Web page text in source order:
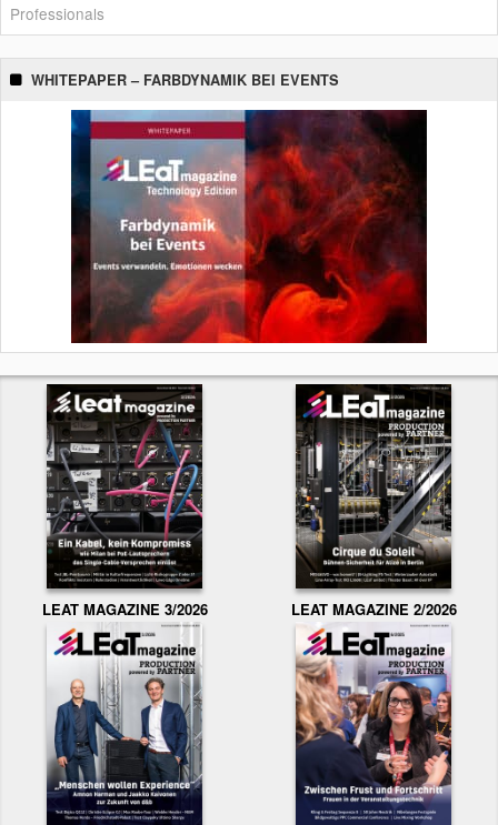
Professionals
WHITEPAPER – FARBDYNAMIK BEI EVENTS
LEAT MAGAZINE 3/2026 LEAT MAGAZINE 2/2026